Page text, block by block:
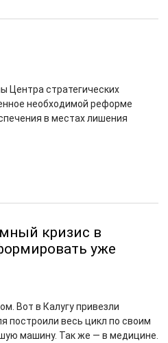
Центра стратегических
необходимой реформе
в местах лишения
кризис в
уже
Вот в Калугу привезли
построили весь цикл по своим
машину. Так же — в медицине.